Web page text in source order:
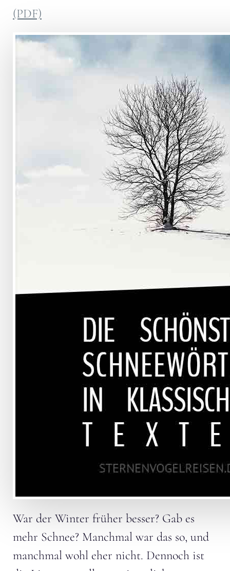
(PDF)
War der Winter früher besser? Gab es
mehr Schnee? Manchmal war das so, und
manchmal wohl eher nicht. Dennoch ist